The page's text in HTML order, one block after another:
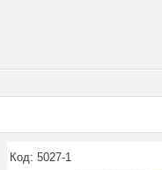
5027-1